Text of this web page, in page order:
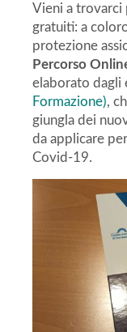
Vieni a trovarci
gratuiti: a
protezione
Percorso
elaborato dagli
Formazione),
giungla dei
da applicare
Covid-19.